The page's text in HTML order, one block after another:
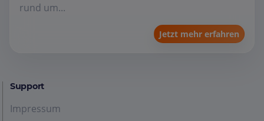
rund um...
Jetzt mehr erfahren
Support
Impressum